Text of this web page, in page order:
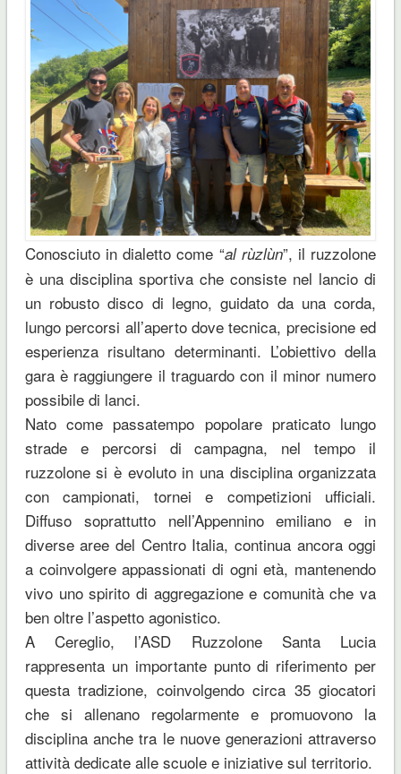
Conosciuto in dialetto come “al rùzlùn”, il ruzzolone
è una disciplina sportiva che consiste nel lancio di
un robusto disco di legno, guidato da una corda,
lungo percorsi all’aperto dove tecnica, precisione ed
esperienza risultano determinanti. L’obiettivo della
gara è raggiungere il traguardo con il minor numero
possibile di lanci.
Nato come passatempo popolare praticato lungo
strade e percorsi di campagna, nel tempo il
ruzzolone si è evoluto in una disciplina organizzata
con campionati, tornei e competizioni ufficiali.
Diffuso soprattutto nell’Appennino emiliano e in
diverse aree del Centro Italia, continua ancora oggi
a coinvolgere appassionati di ogni età, mantenendo
vivo uno spirito di aggregazione e comunità che va
ben oltre l’aspetto agonistico.
A Cereglio, l’ASD Ruzzolone Santa Lucia
rappresenta un importante punto di riferimento per
questa tradizione, coinvolgendo circa 35 giocatori
che si allenano regolarmente e promuovono la
disciplina anche tra le nuove generazioni attraverso
attività dedicate alle scuole e iniziative sul territorio.